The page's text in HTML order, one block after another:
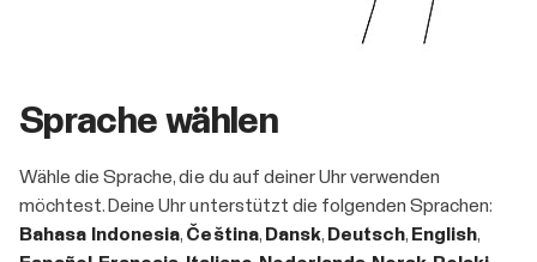
Sprache wählen
Wähle die Sprache, die du auf deiner Uhr verwenden
möchtest. Deine Uhr unterstützt die folgenden Sprachen:
Bahasa Indonesia, Čeština, Dansk, Deutsch, English,